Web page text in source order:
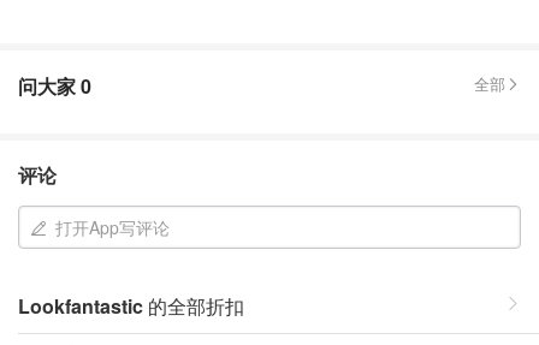
问大家0 全部
评论
打开App写评论
Lookfantastic 的全部折扣